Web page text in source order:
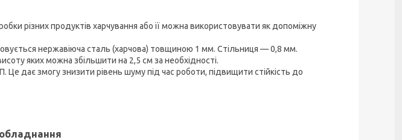
різних продуктів харчування або її можна використовувати як допоміжну
нержавіюча сталь (харчова) товщиною 1 мм. Стільниця — 0,8 мм.
яких можна збільшити на 2,5 см за необхідності.
Це дає змогу знизити рівень шуму під час роботи, підвищити стійкість до